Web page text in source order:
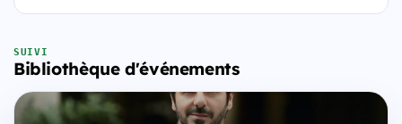
SUIVI
Bibliothèque d'événements